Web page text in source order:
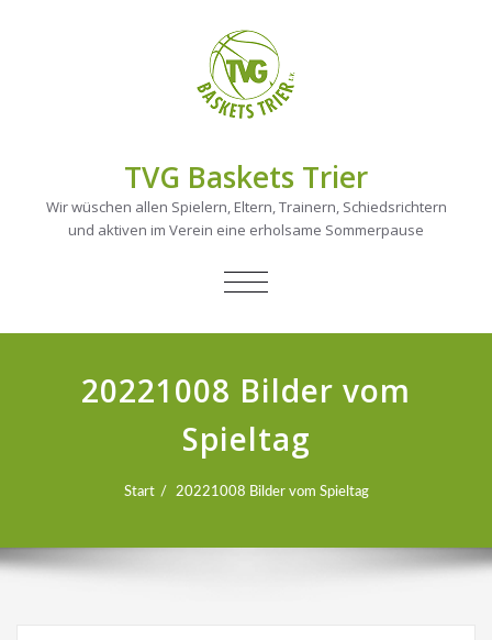
TVG Baskets Trier
Wir wüschen allen Spielern, Eltern, Trainern, Schiedsrichtern
und aktiven im Verein eine erholsame Sommerpause
NAVIGATION
20221008 Bilder vom
Spieltag
Start 20221008 Bilder vom Spieltag